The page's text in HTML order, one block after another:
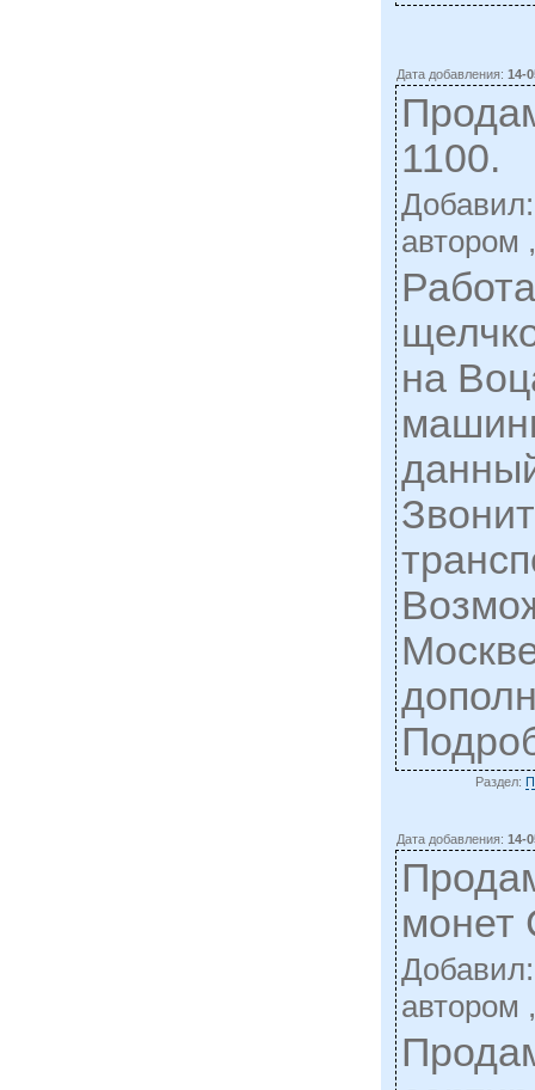
Дата добавления:14-
1100.
автором
на
Раздел:
Дата добавления:14-
монет
автором